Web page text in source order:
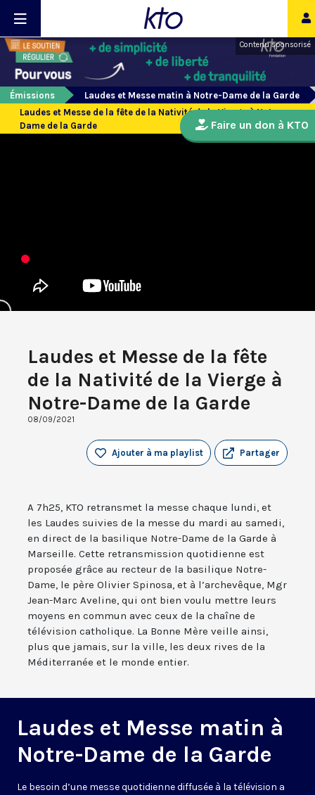
Contenu sponsorisé
Émissions
Laudes et Messe matin à Notre-Dame de la Garde
Laudes et Messe de la fête de la Nativité de la Vierge à Notre-
Dame de la Garde
Laudes et Messe de la fête
de la Nativité de la Vierge à
Notre-Dame de la Garde
08/09/2021
Partager
Ajouter à ma playlist
A 7h25, KTO retransmet la messe chaque lundi, et
les Laudes suivies de la messe du mardi au samedi,
en direct de la basilique Notre-Dame de la Garde à
Marseille. Cette retransmission quotidienne est
proposée grâce au recteur de la basilique Notre-
Dame, le père Olivier Spinosa, et à l’archevêque, Mgr
Jean-Marc Aveline, qui ont bien voulu mettre leurs
moyens en commun avec ceux de la chaîne de
télévision catholique. La Bonne Mère veille ainsi,
plus que jamais, sur la ville, les deux rives de la
Méditerranée et le monde entier.
Laudes et Messe matin à
Notre-Dame de la Garde
Le besoin d’une messe quotidienne diffusée à la télévision a
Faire un don à KTO